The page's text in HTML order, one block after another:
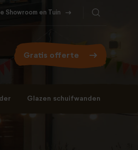
Showroom en Tuin
Gratis offerte
Glazen schuifwanden